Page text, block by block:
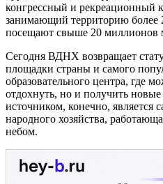
конгрессный и рекреационный
занимающий территорию более
посещают свыше 20 миллионов
Сегодня ВДНХ возвращает
площадки страны и самого
образовательного центра, где
отдохнуть, но и получить
источником, конечно, является
народного хозяйства,
небом.